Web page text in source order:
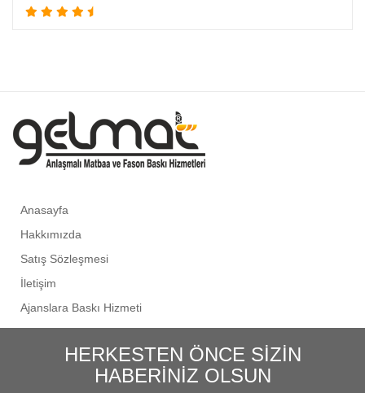
Anasayfa
Hakkımızda
Satış Sözleşmesi
İletişim
Ajanslara Baskı Hizmeti
HERKESTEN ÖNCE SİZİN
HABERİNİZ OLSUN